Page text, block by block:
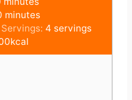
i
n
u
t
m
i
n
u
minutes
Servings: 4 servings
kcal